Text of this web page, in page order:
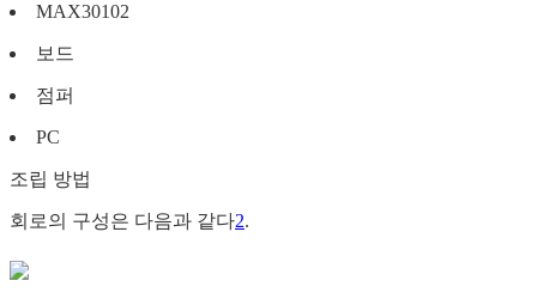
MAX30102
보드
점퍼
PC
조립 방법
회로의 구성은 다음과 같다2.